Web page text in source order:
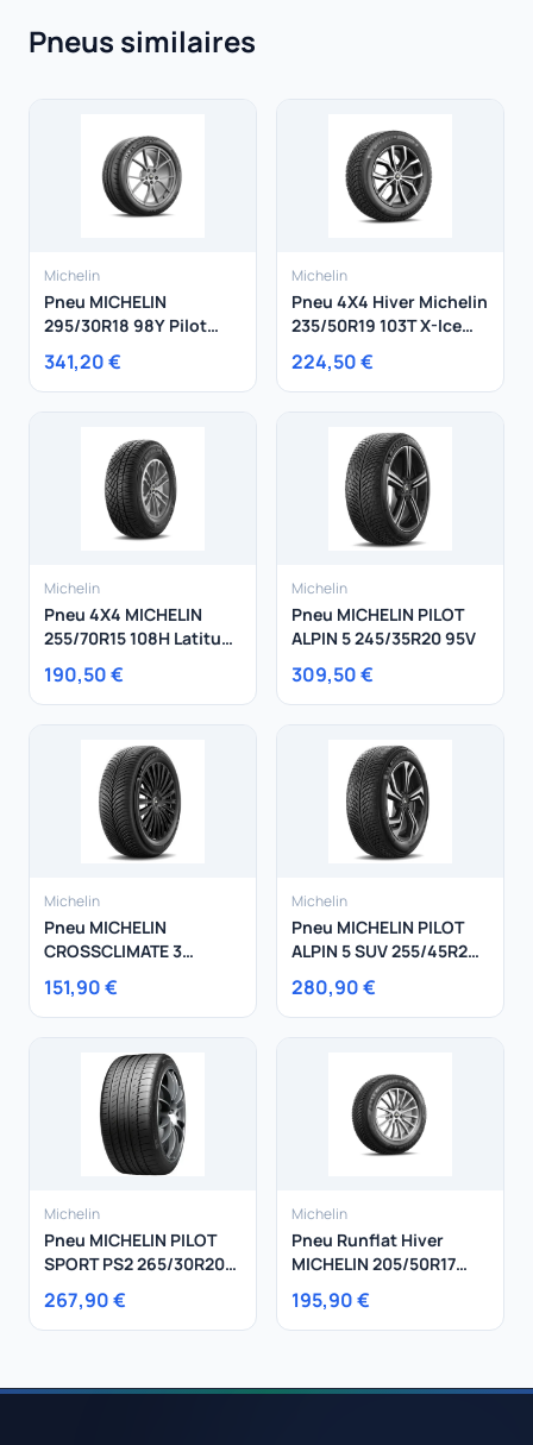
Pneus similaires
Michelin
Pneu MICHELIN
295/30R18 98Y Pilot
Sport Cup 2 XL
341,20 €
Michelin
Pneu 4X4 Hiver Michelin
235/50R19 103T X-Ice
Snow SUV XL
224,50 €
Michelin
Pneu 4X4 MICHELIN
255/70R15 108H Latitude
Cross
190,50 €
Michelin
Pneu MICHELIN PILOT
ALPIN 5 245/35R20 95V
309,50 €
Michelin
Pneu MICHELIN
CROSSCLIMATE 3
205/55R17 91W
151,90 €
Michelin
Pneu MICHELIN PILOT
ALPIN 5 SUV 255/45R20
105V
280,90 €
Michelin
Pneu MICHELIN PILOT
SPORT PS2 265/30R20
94Y
267,90 €
Michelin
Pneu Runflat Hiver
MICHELIN 205/50R17
89V Alpin 5 ZP
195,90 €